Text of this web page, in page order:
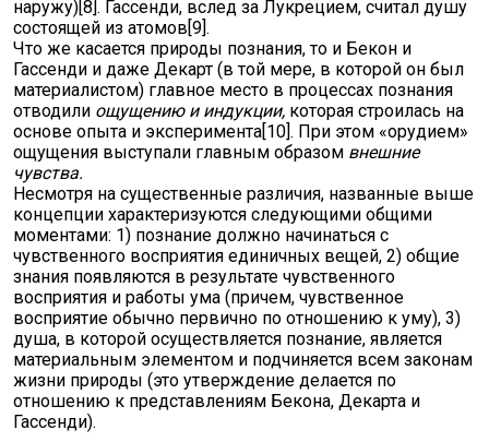
наружу)[8]. Гассенди, вслед за Лукрецием, считал душу
состоящей из атомов[9].
Что же касается природы познания, то и Бекон и
Гассенди и даже Декарт (в той мере, в которой он был
материалистом) главное место в процессах познания
отводили ощущению и индукции, которая строилась на
основе опыта и эксперимента[10]. При этом «орудием»
ощущения выступали главным образом внешние
чувства.
Несмотря на существенные различия, названные выше
концепции характеризуются следующими общими
моментами: 1) познание должно начинаться с
чувственного восприятия единичных вещей, 2) общие
знания появляются в результате чувственного
восприятия и работы ума (причем, чувственное
восприятие обычно первично по отношению к уму), 3)
душа, в которой осуществляется познание, является
материальным элементом и подчиняется всем законам
жизни природы (это утверждение делается по
отношению к представлениям Бекона, Декарта и
Гассенди).